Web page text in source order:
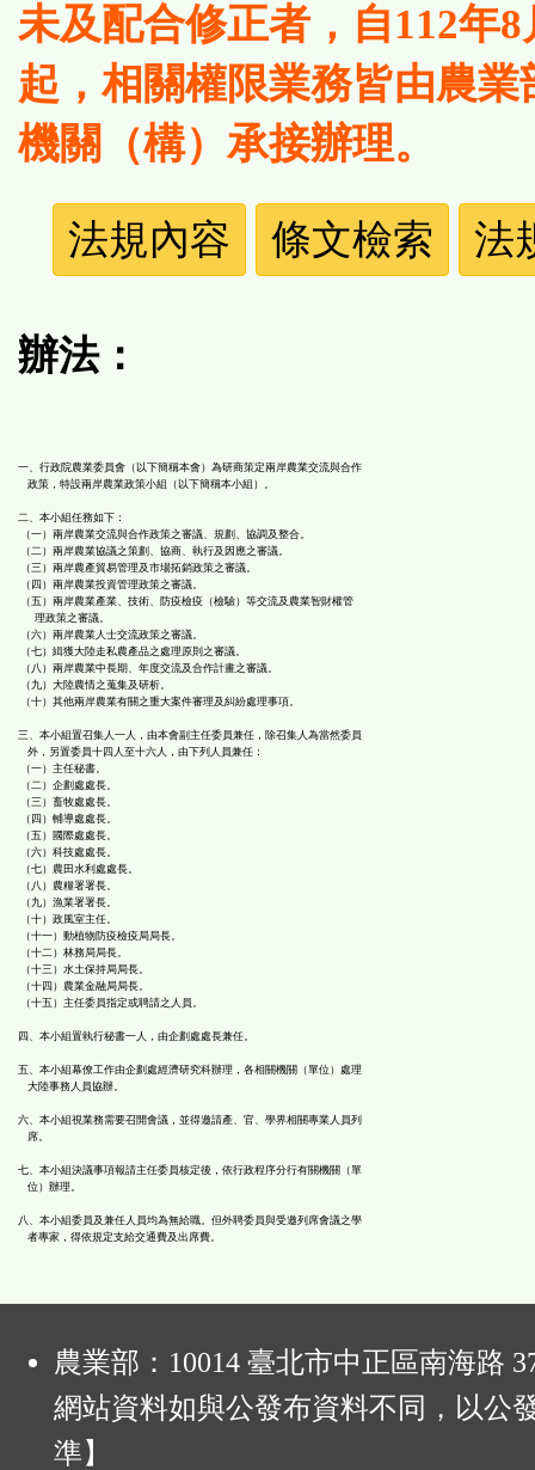
未及配合修正者，自112年8
起，相關權限業務皆由農業
機關（構）承接辦理。
規
功
鈕
區
法規內容 條文檢索 法
辦法：
一、行政院農業委員會（以下簡稱本會）為研商策定兩岸農業交流與合作
政策，特設兩岸農業政策小組（以下簡稱本小組）。
二、本小組任務如下：
（一）兩岸農業交流與合作政策之審議、規劃、協調及整合。
（二）兩岸農業協議之策劃、協商、執行及因應之審議。
（三）兩岸農產貿易管理及市場拓銷政策之審議。
（四）兩岸農業投資管理政策之審議。
（五）兩岸農業產業、技術、防疫檢疫（檢驗）等交流及農業智財權管
理政策之審議。
（六）兩岸農業人士交流政策之審議。
（七）緝獲大陸走私農產品之處理原則之審議。
（八）兩岸農業中長期、年度交流及合作計畫之審議。
（九）大陸農情之蒐集及研析。
（十）其他兩岸農業有關之重大案件審理及糾紛處理事項。
三、本小組置召集人一人，由本會副主任委員兼任，除召集人為當然委員
外，另置委員十四人至十六人，由下列人員兼任：
（一）主任秘書。
（二）企劃處處長。
（三）畜牧處處長。
（四）輔導處處長。
（五）國際處處長。
（六）科技處處長。
（七）農田水利處處長。
（八）農糧署署長。
（九）漁業署署長。
（十）政風室主任。
（十一）動植物防疫檢疫局局長。
（十二）林務局局長。
（十三）水土保持局局長。
（十四）農業金融局局長。
（十五）主任委員指定或聘請之人員。
四、本小組置執行秘書一人，由企劃處處長兼任。
五、本小組幕僚工作由企劃處經濟研究科辦理，各相關機關（單位）處理
大陸事務人員協辦。
六、本小組視業務需要召開會議，並得邀請產、官、學界相關專業人員列
席。
七、本小組決議事項報請主任委員核定後，依行政程序分行有關機關（單
位）辦理。
八、本小組委員及兼任人員均為無給職。但外聘委員與受邀列席會議之學
者專家，得依規定支給交通費及出席費。
農業部：10014 臺北市中正區南海路
網站資料如與公發布資料不同，以公
準】